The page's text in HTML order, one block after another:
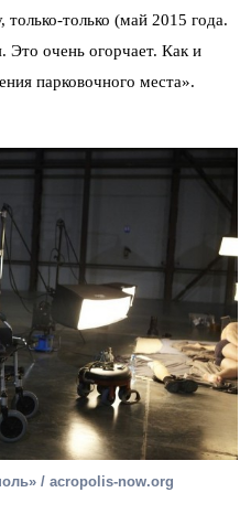
только-только (май 2015 года.
Это очень огорчает. Как и
парковочного места».
/ acropolis-now.org